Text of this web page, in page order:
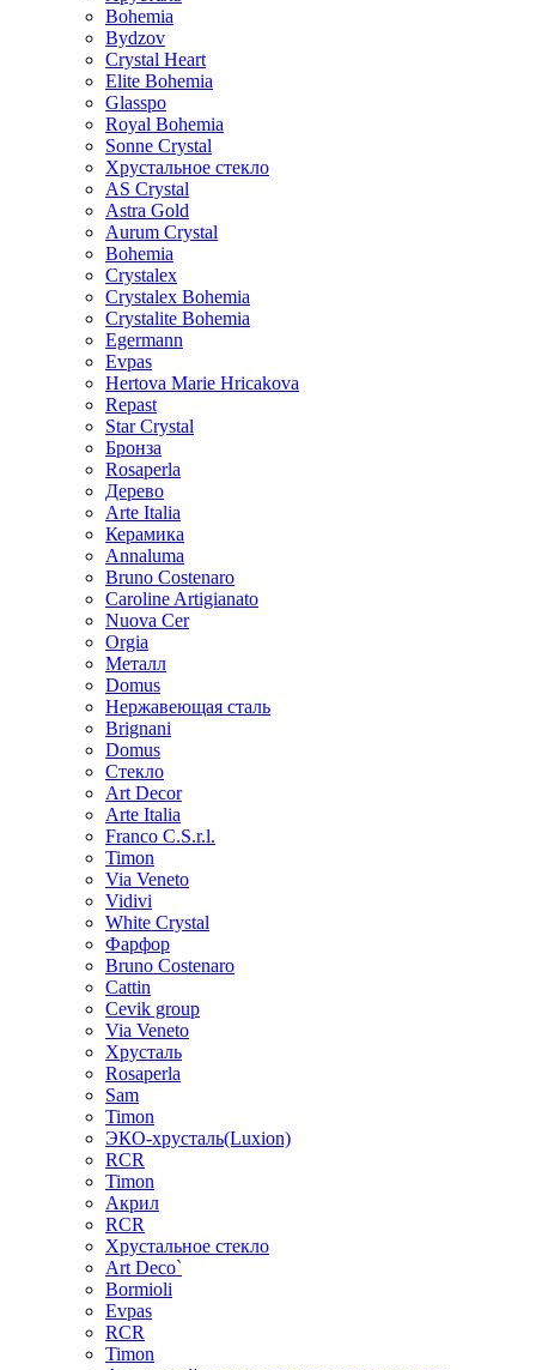
Bohemia
Bydzov
Crystal Heart
Elite Bohemia
Glasspo
Royal Bohemia
Sonne Crystal
Хрустальное стекло
AS Crystal
Astra Gold
Aurum Crystal
Bohemia
Crystalex
Crystalex Bohemia
Crystalite Bohemia
Egermann
Evpas
Hertova Marie Hricakova
Repast
Star Crystal
Бронза
Rosaperla
Дерево
Arte Italia
Керамика
Annaluma
Bruno Costenaro
Caroline Artigianato
Nuova Cer
Orgia
Металл
Domus
Нержавеющая сталь
Brignani
Domus
Стекло
Art Decor
Arte Italia
Franco C.S.r.l.
Timon
Via Veneto
Vidivi
White Crystal
Фарфор
Bruno Costenaro
Cattin
Cevik group
Via Veneto
Хрусталь
Rosaperla
Sam
Timon
ЭКО-хрусталь(Luxion)
RCR
Timon
Акрил
RCR
Хрустальное стекло
Art Deco`
Bormioli
Evpas
RCR
Timon